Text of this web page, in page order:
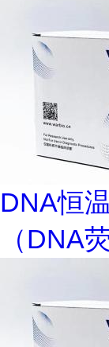
DNA恒
（DNA